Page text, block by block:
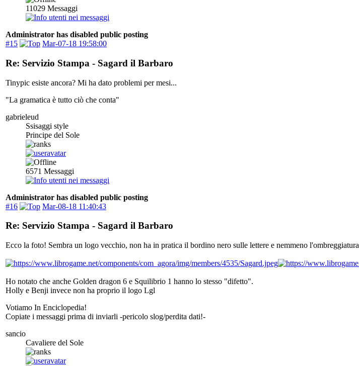
11029 Messaggi
Administrator has disabled public posting
#15
Mar-07-18 19:58:00
Re: Servizio Stampa - Sagard il Barbaro
Tinypic esiste ancora? Mi ha dato problemi per mesi...
"La gramatica è tutto ciò che conta"
gabrieleud
Ssisaggi style
Principe del Sole
6571 Messaggi
Administrator has disabled public posting
#16
Mar-08-18 11:40:43
Re: Servizio Stampa - Sagard il Barbaro
Ecco la foto! Sembra un logo vecchio, non ha in pratica il bordino nero sulle lettere e nemmeno l'ombreggiatura
Ho notato che anche Golden dragon 6 e Squilibrio 1 hanno lo stesso "difetto".
Holly e Benji invece non ha proprio il logo Lgl
Votiamo In Enciclopedia!
Copiate i messaggi prima di inviarli -pericolo slog/perdita dati!-
sancio
Cavaliere del Sole